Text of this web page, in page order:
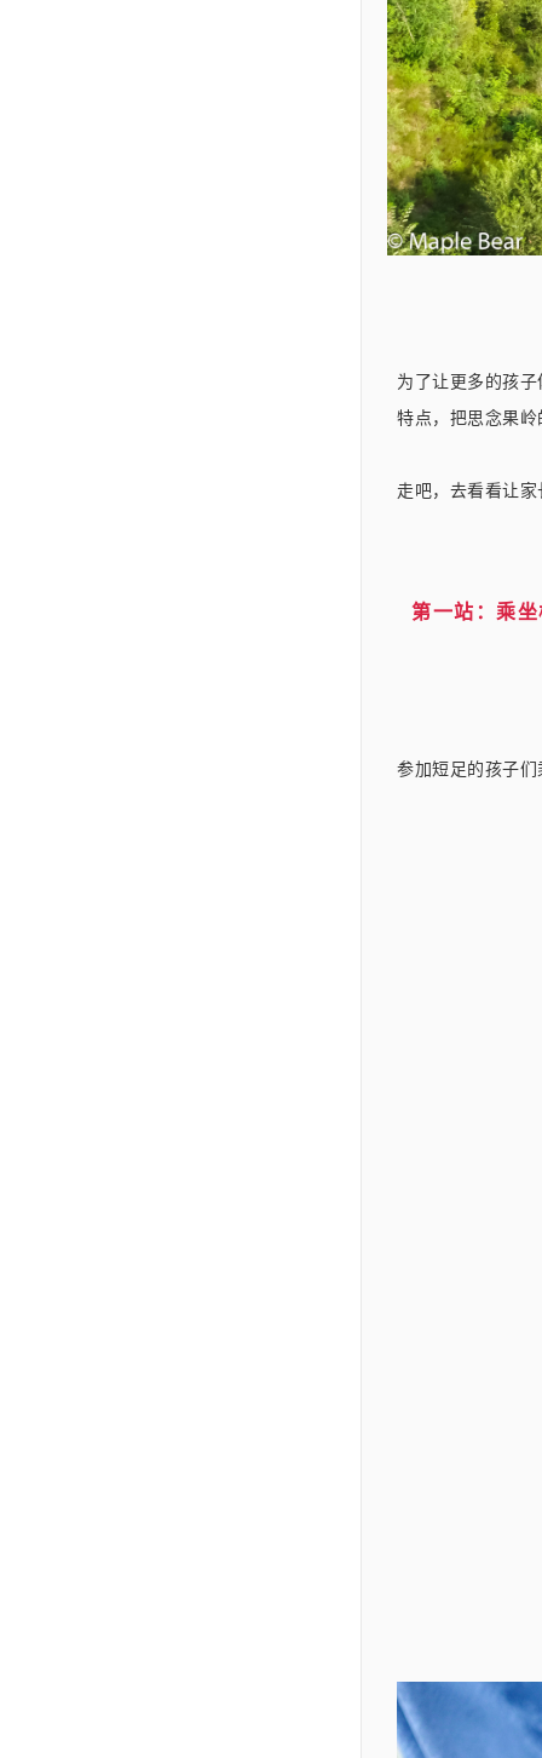
为了让更多的孩
特点，把思念果
走吧，去看看让
第一站：乘
参加短足的孩子